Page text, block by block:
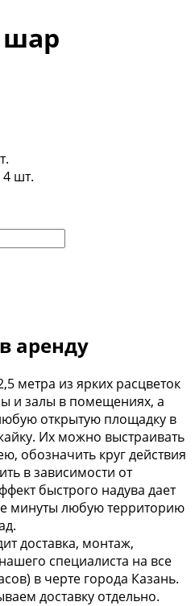
4 шт.
аренду
метра из ярких расцветок
и залы в помещениях, а
открытую площадку в
Их можно выстраивать
обозначить круг действия
в зависимости от
быстрого надува дает
минуты любую территорию
доставка, монтаж,
специалиста на все
в черте города Казань.
доставку отдельно.